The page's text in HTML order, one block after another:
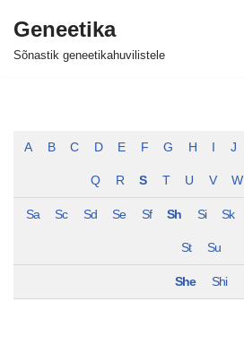
Skip
Geneetika
Sõnastik geneetikahuvilistele
A B C D E F G H J
Q R S T U V W
Sa Sc Sd Se Sf Sh Si Sk
St Su
She Shi